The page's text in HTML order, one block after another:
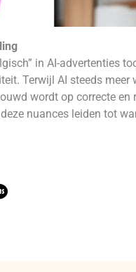
in AI-advertenties
Terwijl AI steeds
wordt op correcte
nuances leiden tot